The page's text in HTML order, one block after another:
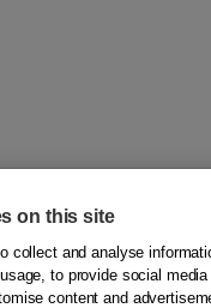
Boom uitgevers
on this site
collect and analyse
to provide social
content and